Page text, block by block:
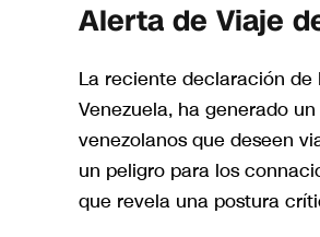
Alerta de Viaje
La reciente declaración de
Venezuela, ha generado
venezolanos que deseen
un peligro para los
que revela una postura